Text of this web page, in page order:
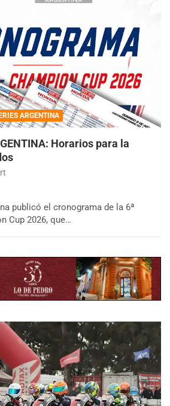
ARGENTINA
Horarios para la
publicó el cronograma de la 6ª
Cup 2026, que…